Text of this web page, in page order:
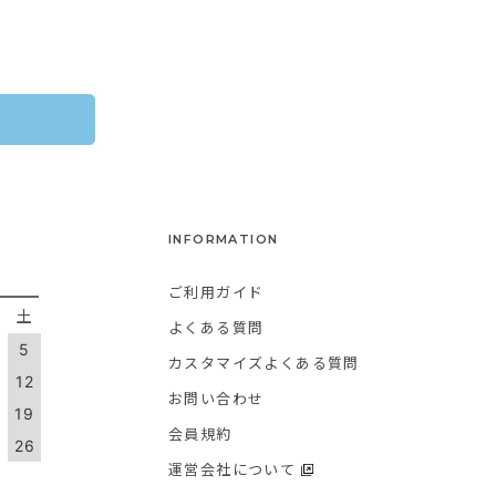
土
5
12
19
26
INFORMATION
ご利用ガイド
よくある質問
カスタマイズよくある質問
お問い合わせ
会員規約
運営会社について